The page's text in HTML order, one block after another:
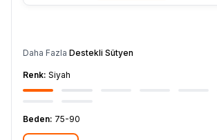
Daha Fazla Destekli Sütyen
Renk: Siyah
Beden: 75-90